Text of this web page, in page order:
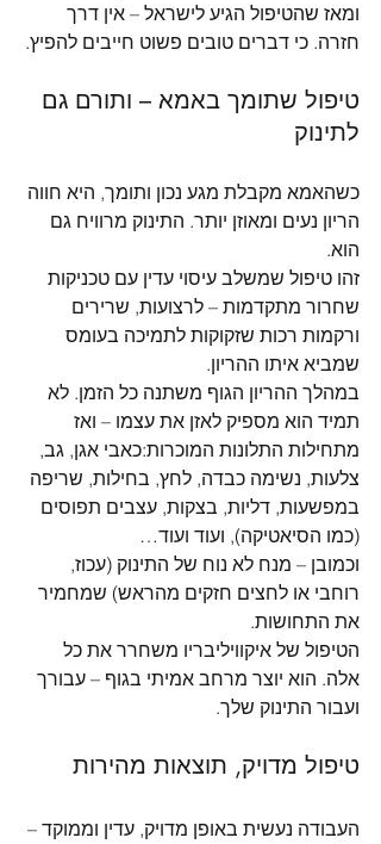
ומאז שהטיפול הגיע לישראל – אין דרך
חזרה. כי דברים טובים פשוט חייבים להפיץ.
טיפול שתומך באמא – ותורם גם
לתינוק
כשהאמא מקבלת מגע נכון ותומך, היא חווה
הריון נעים ומאוזן יותר. התינוק מרוויח גם
הוא.
זהו טיפול שמשלב עיסוי עדין עם טכניקות
שחרור מתקדמות – לרצועות, שרירים
ורקמות רכות שזקוקות לתמיכה בעומס
שמביא איתו ההריון.
במהלך ההריון הגוף משתנה כל הזמן. לא
תמיד הוא מספיק לאזן את עצמו – ואז
מתחילות התלונות המוכרות:כאבי אגן, גב,
צלעות, נשימה כבדה, לחץ, בחילות, שריפה
במפשעות, דליות, בצקות, עצבים תפוסים
(כמו הסיאטיקה), ועוד ועוד…
וכמובן – מנח לא נוח של התינוק (עכוז,
רוחבי או לחצים חזקים מהראש) שמחמיר
את התחושות.
הטיפול של איקוויליבריו משחרר את כל
אלה. הוא יוצר מרחב אמיתי בגוף – עבורך
ועבור התינוק שלך.
טיפול מדויק, תוצאות מהירות
העבודה נעשית באופן מדויק, עדין וממוקד –